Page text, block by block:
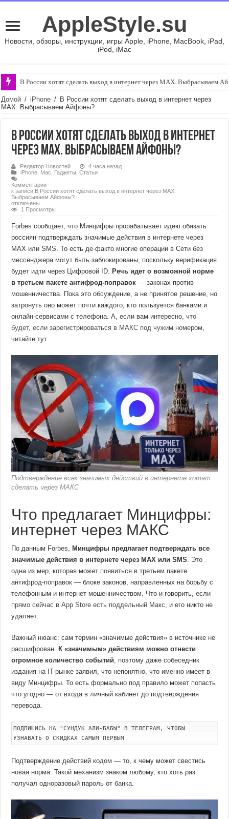
AppleStyle.su
Новости, обзоры, инструкции, игры Apple, iPhone, MacBook, iPad,
iPod, iMac
В России хотят сделать выход в интернет через MAX. Выбрасываем
Складной iPhone Ultra покажут в сентябре, но вы не сможете его купить
Домой / iPhone / В России хотят сделать выход в интернет через
MAX. Выбрасываем Айфоны?
В России хотят сделать выход в интернет
через MAX. Выбрасываем Айфоны?
Редактор Новостей
4 часа назад
iPhone Mac Гаджеты ,Статьи
Комментарии
к записи В России хотят сделать выход в интернет через MAX.
Выбрасываем Айфоны?
отключены
1 Просмотры
Forbes сообщает, что Минцифры прорабатывает идею обязать
россиян подтверждать значимые действия в интернете через
MAX или SMS. То есть де-факто многие операции в Сети без
мессенджера могут быть заблокированы, поскольку верификация
будет идти через Цифровой ID. Речь идет о возможной норме
в третьем пакете антифрод-поправок — законах против
мошенничества. Пока это обсуждение, а не принятое решение, но
затронуть оно может почти каждого, кто пользуется банками и
онлайн-сервисами с телефона. А, если вам интересно,что
будет, если зарегистрироваться в МАКС под чужим номером,
читайте тут.
Подтверждение всех значимых действий в интернете хотят
сделать через МАКС
Что предлагает Минцифры:
интернет через МАКС
По данным Forbes,
Минцифры предлагает подтверждать все
значимые действия в интернете через MAX или SMS . Это
одна из мер, которая может появиться в третьем пакете
антифрод-поправок — блоке законов, направленных на борьбу с
телефонным и интернет-мошенничеством. Что и говорить, если
прямо сейчас в App Store есть поддельный Макс , и его никто не
удаляет.
Важный нюанс: сам термин «значимые действия» в источнике не
расшифрован.
К «значимым» действиям можно отнести
огромное количество событий , поэтому даже собеседник
издания на IT-рынке заявил, что непонятно, что именно имеет в
виду Минцифры. То есть формально под правило может попасть
что угодно — от входа в личный кабинет до подтверждения
перевода.
ПОДПИШИСЬ НА "СУНДУК АЛИ-БАБЫ" В ТЕЛЕГРАМ, ЧТОБЫ
УЗНАВАТЬ О СКИДКАХ САМЫМ ПЕРВЫМ
Подтверждение действий кодом — то, к чему может свестись
новая норма. Такой механизм знаком любому, кто хоть раз
получал одноразовый пароль от банка.